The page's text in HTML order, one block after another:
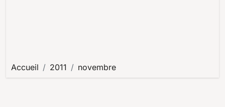
Accueil 2011 novembre